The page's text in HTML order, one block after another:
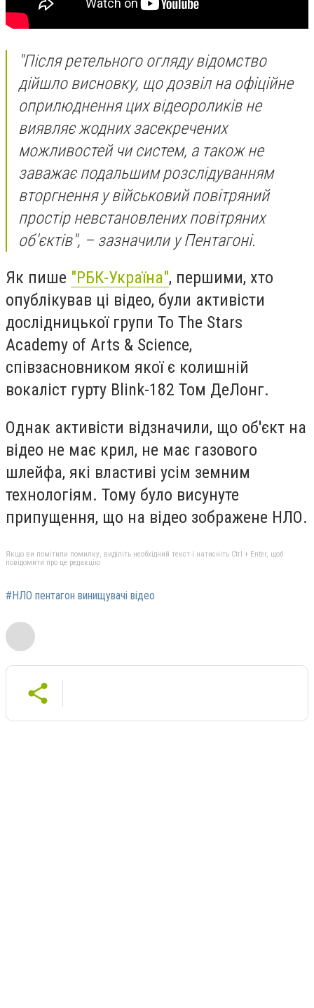
"Після ретельного огляду відомство
дійшло висновку, що дозвіл на офіційне
оприлюднення цих відеороликів не
виявляє жодних засекречених
можливостей чи систем, а також не
заважає подальшим розслідуванням
вторгнення у військовий повітряний
простір невстановлених повітряних
об'єктів", – зазначили у Пентагоні.
Як пише "РБК-Україна", першими, хто
опублікував ці відео, були активісти
дослідницької групи To The Stars
Academy of Arts & Science,
співзасновником якої є колишній
вокаліст гурту Blink-182 Том ДеЛонг.
Однак активісти відзначили, що об'єкт на
відео не має крил, не має газового
шлейфа, які властиві усім земним
технологіям. Тому було висунуте
припущення, що на відео зображене НЛО.
Якщо ви помітили помилку, виділіть необхідний текст і натисніть Ctrl + Enter, щоб
повідомити про це редакцію
#НЛО пентагон винищувачі відео